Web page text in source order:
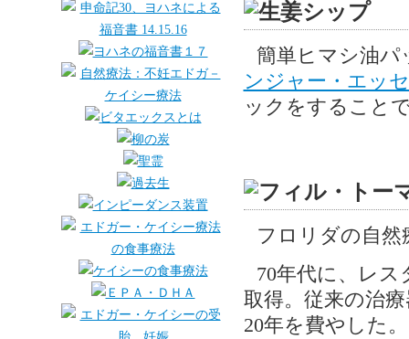
簡単ヒマシ油
ンジャー・エッ
ックをすること
フロリダの自然
70年代に、レ
取得。従来の治
20年を費やした